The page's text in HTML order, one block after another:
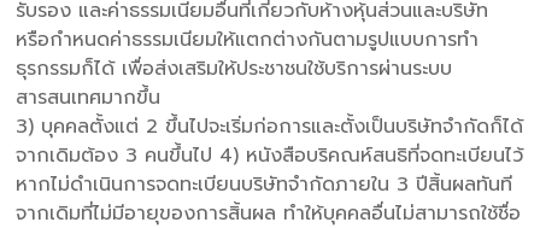
รับรอง และค่าธรรมเนียมอื่นที่เกี่ยวกับห้างหุ้นส่วนและบริษัท
หรือกำหนดค่าธรรมเนียมให้แตกต่างกันตามรูปแบบการทำ
ธุรกรรมก็ได้ เพื่อส่งเสริมให้ประชาชนใช้บริการผ่านระบบ
สารสนเทศมากขึ้น
3) บุคคลตั้งแต่ 2 ขึ้นไปจะเริ่มก่อการและตั้งเป็นบริษัทจำกัดก็ได้
จากเดิมต้อง 3 คนขึ้นไป 4) หนังสือบริคณห์สนธิที่จดทะเบียนไว้
หากไม่ดำเนินการจดทะเบียนบริษัทจำกัดภายใน 3 ปีสิ้นผลทันที
จากเดิมที่ไม่มีอายุของการสิ้นผล ทำให้บุคคลอื่นไม่สามารถใช้ชื่อ